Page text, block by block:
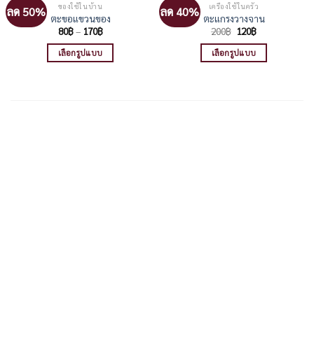
ลด 50% ของใช้ในบ้าน
ตะขอแขวนของ
80฿– 170฿Price
range:
80฿
through
170฿
เลือกรูปแบบ
ลด 40% เครื่องใช้ในครัว
ตะแกรงวางจาน
200฿ Original
price
was:
200฿.
120฿Current
is:
เลือกรูปแบบ